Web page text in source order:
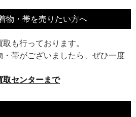
物・帯を売りたい方へ
も行っております。
帯がございましたら、ぜひ一度
取センターまで